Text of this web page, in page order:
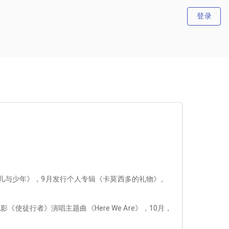
登录
少年》，9月发行个人专辑《卡莫西多的礼物》。
使徒行者》演唱主题曲《Here We Are》，10月，